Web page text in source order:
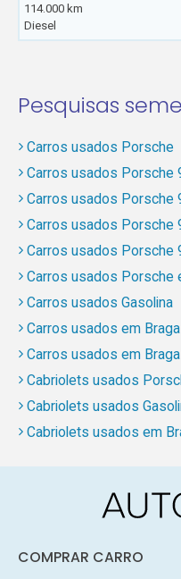
114.000 km
Diesel
Pesquisas
Carros usados Porsche
Carros usados Porsche
Carros usados Porsche
Carros usados Porsche
Carros usados Porsche
Carros usados Porsche
Carros usados Gasolina
Carros usados em
Carros usados em Braga
Cabriolets usados
Cabriolets usados
Cabriolets usados em
COMPRAR CARRO